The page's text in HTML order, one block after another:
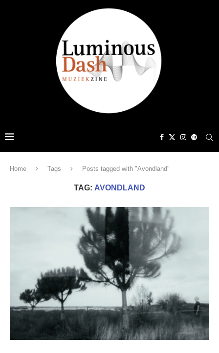
Home Tags Posts tagged with "Avondland"
TAG: AVONDLAND